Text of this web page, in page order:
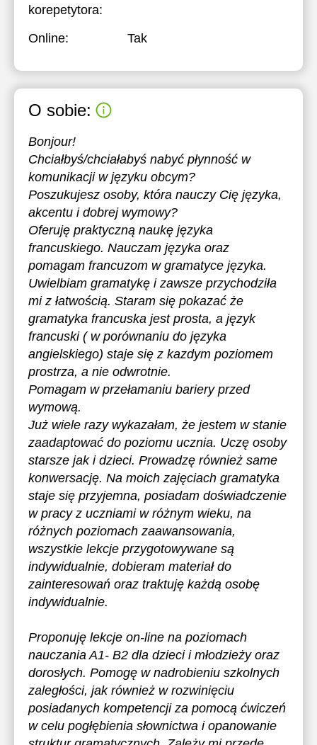
korepetytora:
Online: Tak
O sobie:
Bonjour!
Chciałbyś/chciałabyś nabyć płynność w
komunikacji w języku obcym?
Poszukujesz osoby, która nauczy Cię języka,
akcentu i dobrej wymowy?
Oferuję praktyczną naukę języka
francuskiego. Nauczam języka oraz
pomagam francuzom w gramatyce języka.
Uwielbiam gramatykę i zawsze przychodziła
mi z łatwością. Staram się pokazać że
gramatyka francuska jest prosta, a język
francuski ( w porównaniu do języka
angielskiego) staje się z kazdym poziomem
prostrza, a nie odwrotnie.
Pomagam w przełamaniu bariery przed
wymową.
Już wiele razy wykazałam, że jestem w stanie
zaadaptować do poziomu ucznia. Uczę osoby
starsze jak i dzieci. Prowadzę również same
konwersację. Na moich zajęciach gramatyka
staje się przyjemna, posiadam doświadczenie
w pracy z uczniami w różnym wieku, na
różnych poziomach zaawansowania,
wszystkie lekcje przygotowywane są
indywidualnie, dobieram materiał do
zainteresowań oraz traktuję każdą osobę
indywidualnie.
Proponuję lekcje on-line na poziomach
nauczania A1- B2 dla dzieci i młodzieży oraz
dorosłych. Pomogę w nadrobieniu szkolnych
zaległości, jak również w rozwinięciu
posiadanych kompetencji za pomocą ćwiczeń
w celu pogłębienia słownictwa i opanowanie